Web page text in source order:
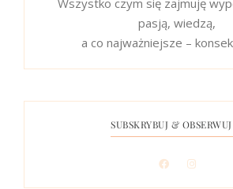
Wszystko czym się zajmuję
pasją, wiedzą,
a co najważniejsze –
SUBSKRYBUJ &